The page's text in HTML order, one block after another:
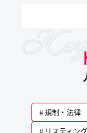
規制・法律